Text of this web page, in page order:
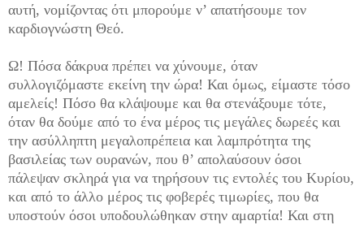
αυτή, νομίζοντας ότι μπορούμε ν’ απατήσουμε τον
καρδιογνώστη Θεό.
Ω! Πόσα δάκρυα πρέπει να χύνουμε, όταν
συλλογιζόμαστε εκείνη την ώρα! Και όμως, είμαστε τόσο
αμελείς! Πόσο θα κλάψουμε και θα στενάξουμε τότε,
όταν θα δούμε από το ένα μέρος τις μεγάλες δωρεές και
την ασύλληπτη μεγαλοπρέπεια και λαμπρότητα της
βασιλείας των ουρανών, που θ’ απολαύσουν όσοι
πάλεψαν σκληρά για να τηρήσουν τις εντολές του Κυρίου,
και από το άλλο μέρος τις φοβερές τιμωρίες, που θα
υποστούν όσοι υποδουλώθηκαν στην αμαρτία! Και στη